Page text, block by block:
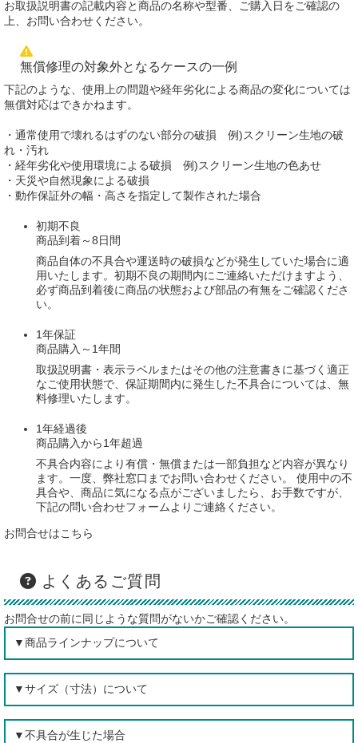
お取扱説明書の記載内容と商品の名称や型番、ご購入日をご確認の
上、お問い合わせください。
無償修理の対象外となるケースの一例
下記のような、使用上の問題や経年劣化による商品の変化については
無償対応はできかねます。
・通常使用で壊れるはずのない部分の破損 例)スクリーン生地の破
れ・汚れ
・経年劣化や使用環境による破損 例)スクリーン生地の色あせ
・天災や自然現象による破損
・動作保証外の幅・高さを指定して製作された場合
初期不良
商品到着～8日間
商品自体の不具合や運送時の破損などが発生していた場合に適
用いたします。初期不良の期間内にご連絡いただけますよう、
必ず商品到着後に商品の状態および部品の有無をご確認くださ
い。
1年保証
商品購入～1年間
取扱説明書・表示ラベルまたはその他の注意書きに基づく適正
なご使用状態で、保証期間内に発生した不具合については、無
料修理いたします。
1年経過後
商品購入から1年超過
不具合内容により有償・無償または一部負担など内容が異なり
ます。一度、弊社窓口までお問い合わせください。 使用中の不
具合や、商品に気になる点がございましたら、お手数ですが、
下記の問い合わせフォームよりご連絡ください。
お問合せはこちら
よくあるご質問
お問合せの前に同じような質問がないかご確認ください。
▼商品ラインナップについて
▼サイズ（寸法）について
▼不具合が生じた場合